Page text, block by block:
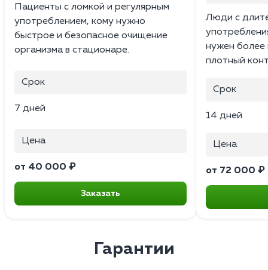
Пациенты с ломкой и регулярным
употреблением, кому нужно
быстрое и безопасное очищение
организма в стационаре.
Срок
7 дней
Цена
от 40 000 ₽
Заказать
Люди с
нужен более
плотный
Срок
14 дней
Цена
от 72 000 ₽
Гарантии